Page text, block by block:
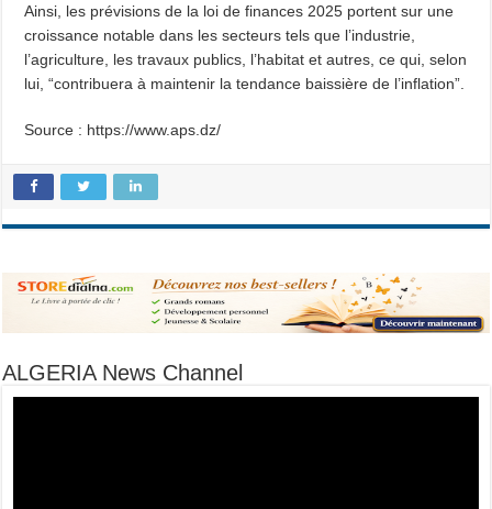
Ainsi, les prévisions de la loi de finances 2025 portent sur une
croissance notable dans les secteurs tels que l’industrie,
l’agriculture, les travaux publics, l’habitat et autres, ce qui, selon
lui, “contribuera à maintenir la tendance baissière de l’inflation”.
Source : https://www.aps.dz/
ALGERIA News Channel